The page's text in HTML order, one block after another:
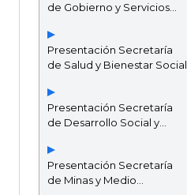
de Gobierno y Servicios
Presentación Secretaría
de Salud y Bienestar Social
Presentación Secretaría
de Desarrollo Social y
Presentación Secretaría
de Minas y Medio